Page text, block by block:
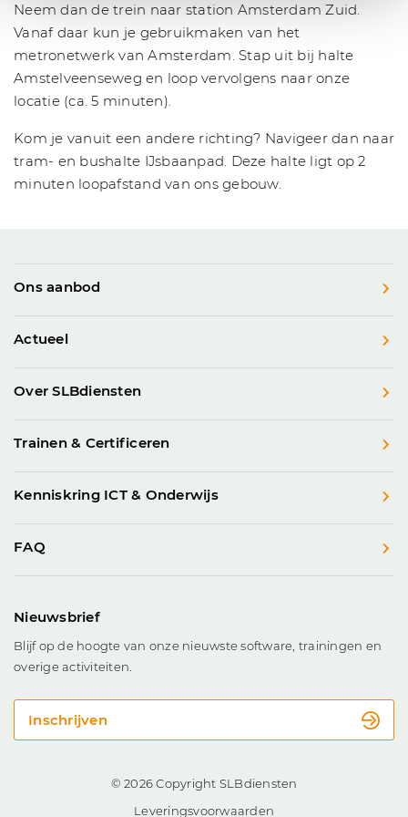
Neem dan de trein naar station Amsterdam Zuid.
Vanaf daar kun je gebruikmaken van het
metronetwerk van Amsterdam. Stap uit bij halte
Amstelveenseweg en loop vervolgens naar onze
locatie (ca. 5 minuten).
Kom je vanuit een andere richting? Navigeer dan naar
tram- en bushalte IJsbaanpad. Deze halte ligt op 2
minuten loopafstand van ons gebouw.
Ons aanbod
Actueel
Over SLBdiensten
Trainen & Certificeren
Kenniskring ICT & Onderwijs
FAQ
Nieuwsbrief
Blijf op de hoogte van onze nieuwste software, trainingen en
overige activiteiten.
Inschrijven
© 2026 Copyright SLBdiensten
Leveringsvoorwaarden